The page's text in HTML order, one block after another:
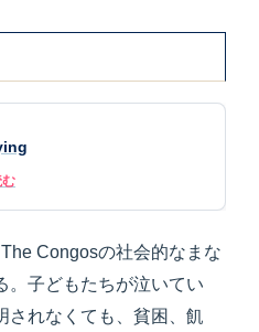
Congosの社会的なまな
。子どもたちが泣いてい
されなくても、貧困、飢